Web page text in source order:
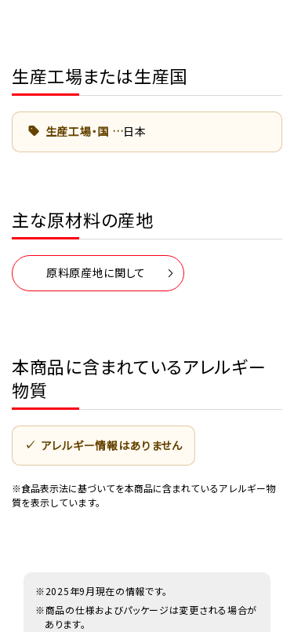
生産工場または生産国
生産工場・国 日本
主な原材料の産地
原料原産地に関して
本商品に含まれているアレルギー
物質
アレルギー情報はありません
※食品表示法に基づいてを本商品に含まれているアレルギー物
質を表示しています。
※2025年9月現在の情報です。
※商品の仕様およびパッケージは変更される場合が
あります。